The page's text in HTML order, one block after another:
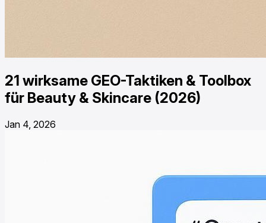
21 wirksame GEO-Taktiken & Toolbox
für Beauty & Skincare (2026)
Jan 4, 2026